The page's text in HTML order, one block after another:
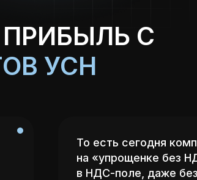
С
УСН
То есть сегодня
на «упрощенке без
в НДС-поле, даже